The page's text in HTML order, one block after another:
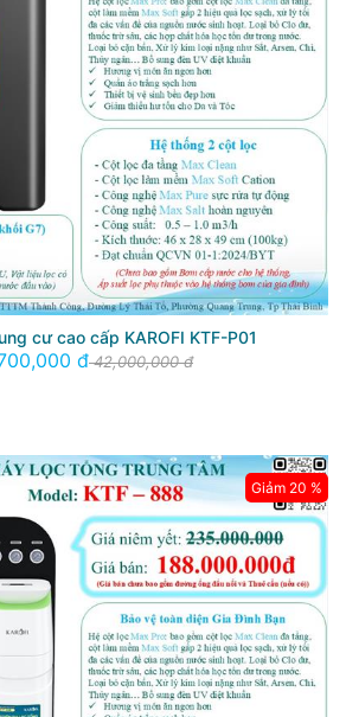
cư cao cấp KAROFI KTF-P01
đ42,000,000 đ
Giảm 20 %